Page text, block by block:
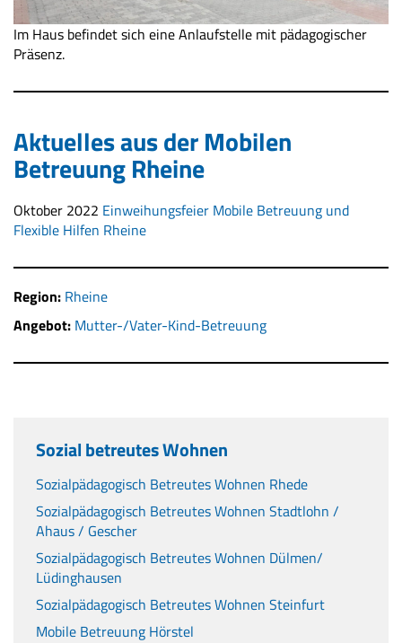
Im Haus befindet sich eine Anlaufstelle mit pädagogischer
Präsenz.
Aktuelles aus der Mobilen
Betreuung Rheine
Oktober 2022 Einweihungsfeier Mobile Betreuung und
Flexible Hilfen Rheine
Region: Rheine
Angebot: Mutter-/Vater-Kind-Betreuung
Sozial betreutes Wohnen
Sozialpädagogisch Betreutes Wohnen Rhede
Sozialpädagogisch Betreutes Wohnen Stadtlohn /
Ahaus / Gescher
Sozialpädagogisch Betreutes Wohnen Dülmen/
Lüdinghausen
Sozialpädagogisch Betreutes Wohnen Steinfurt
Mobile Betreuung Hörstel